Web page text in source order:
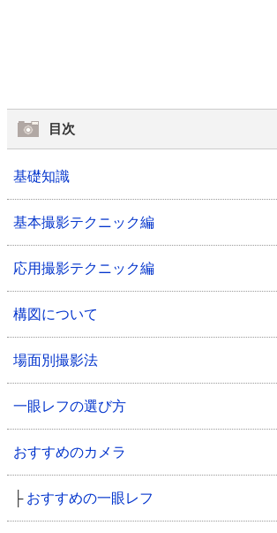
目次
基礎知識
基本撮影テクニック編
応用撮影テクニック編
構図について
場面別撮影法
一眼レフの選び方
おすすめのカメラ
├ おすすめの一眼レフ